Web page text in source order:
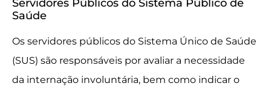
Servidores Públicos do Sistema Público de
Saúde
Os servidores públicos do Sistema Único de Saúde
(SUS) são responsáveis por avaliar a necessidade
da internação involuntária, bem como indicar o